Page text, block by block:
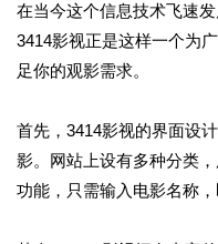
在当今这个信息技术飞速
3414影视正是这样一个为
足你的观影需求。
首先，3414影视的界面设
影。网站上设有多种分类
功能，只需输入电影名称